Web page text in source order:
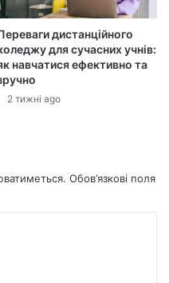
дистанційного
для сучасних учнів:
навчатися ефективно та
2 тижні ago
Обов’язкові поля